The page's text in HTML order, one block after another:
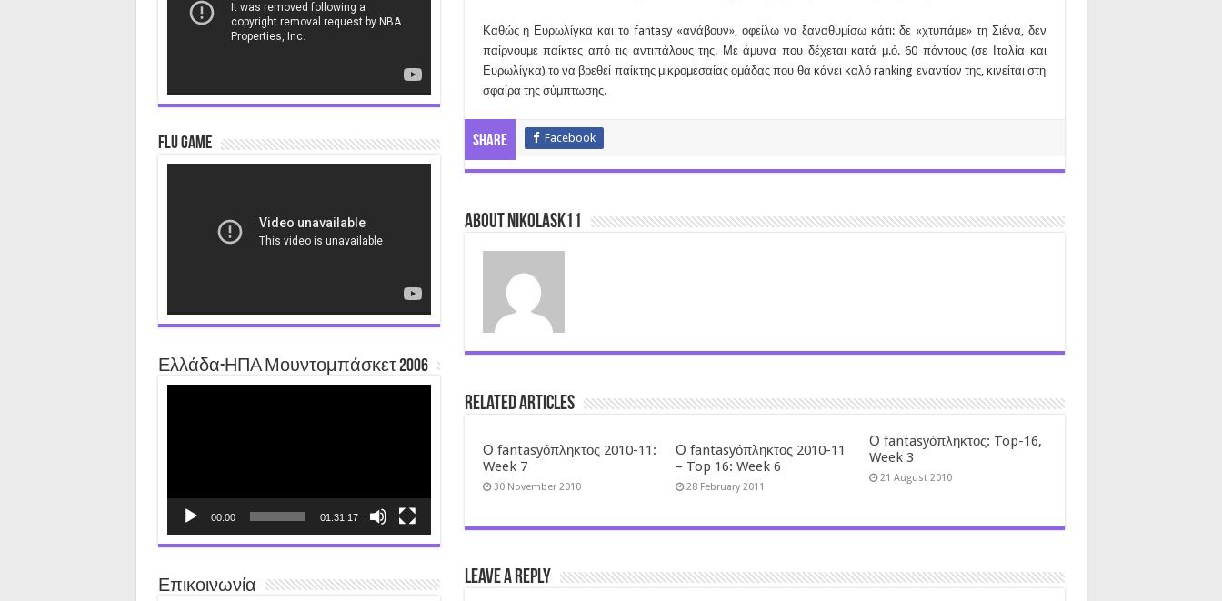
Καθώς η Ευρωλίγκα και το fantasy «ανάβουν», οφείλω να ξαναθυμίσω κάτι: δε «χτυπάμε» τη Σιένα, δεν
παίρνουμε παίκτες από τις αντιπάλους της. Με άμυνα που δέχεται κατά μ.ό. 60 πόντους (σε Ιταλία και
Ευρωλίγκα) το να βρεθεί παίκτης μικρομεσαίας ομάδας που θα κάνει καλό ranking εναντίον της, κινείται στη
σφαίρα της σύμπτωσης.
Share Facebook
About nikolask11
Related Articles
Ο fantasyόπληκτος 2010-11:
Week 7
30 November 2010
Ο fantasyόπληκτος 2010-11
– Top 16: Week 6
28 February 2011
Ο fantasyόπληκτος: Top-16,
Week 3
21 August 2010
Leave a Reply
Flu Game
Ελλάδα-ΗΠΑ Μουντομπάσκετ 2006
00:00 01:31:17
Επικοινωνία